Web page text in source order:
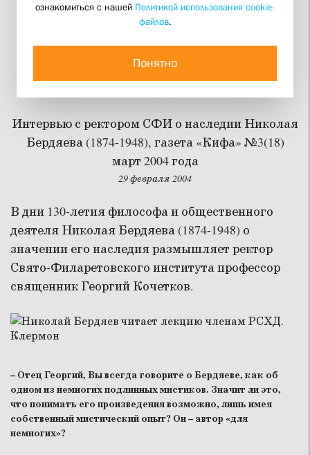
Не следует смотреть на
то, за кого почитают его
люди
Интервью с ректором СФИ о наследии Николая
Бердяева (1874-1948), газета «Кифа» №3(18)
март 2004 года
29 февраля 2004
В дни 130-летия философа и общественного
деятеля Николая Бердяева (1874-1948) о
значении его наследия размышляет ректор
Свято-Филаретовского института профессор
священник Георгий Кочетков.
– Отец Георгий, Вы всегда говорите о Бердяеве, как об
одном из немногих подлинных мистиков. Значит ли это,
что понимать его произведения возможно, лишь имея
собственный мистический опыт? Он – автор «для
немногих»?
ознакомиться с нашей Политикой использования cookie-
файлов.
Понятно